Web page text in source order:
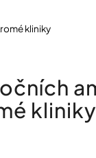
kliniky
kliniky